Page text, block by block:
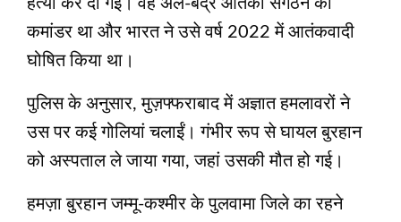
कमांडर था और भारत ने उसे वर्ष 2022 में आतंकवादी
घोषित किया था।
पुलिस के अनुसार, मुज़फ्फराबाद में अज्ञात हमलावरों ने
उस पर कई गोलियां चलाईं। गंभीर रूप से घायल बुरहान
को अस्पताल ले जाया गया, जहां उसकी मौत हो गई।
हमज़ा बुरहान जम्मू-कश्मीर के पुलवामा जिले का रहने